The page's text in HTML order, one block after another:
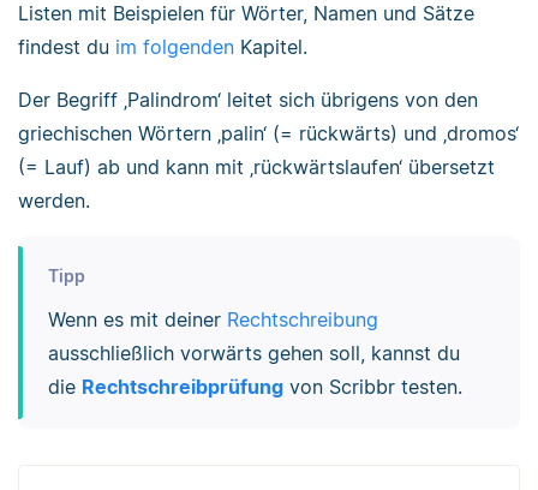
Listen mit Beispielen für Wörter, Namen und Sätze
findest du im folgenden Kapitel.
Der Begriff ‚Palindrom‘ leitet sich übrigens von den
griechischen Wörtern ‚palin‘ (= rückwärts) und ‚dromos‘
(= Lauf) ab und kann mit ‚rückwärtslaufen‘ übersetzt
werden.
Tipp
Wenn es mit deiner Rechtschreibung
ausschließlich vorwärts gehen soll, kannst du
die Rechtschreibprüfungvon Scribbr testen.